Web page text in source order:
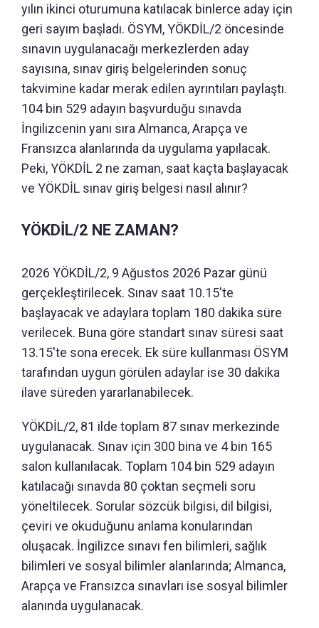
yılın ikinci oturumuna katılacak binlerce aday için
geri sayım başladı. ÖSYM, YÖKDİL/2 öncesinde
sınavın uygulanacağı merkezlerden aday
sayısına, sınav giriş belgelerinden sonuç
takvimine kadar merak edilen ayrıntıları paylaştı.
104 bin 529 adayın başvurduğu sınavda
İngilizcenin yanı sıra Almanca, Arapça ve
Fransızca alanlarında da uygulama yapılacak.
Peki, YÖKDİL 2 ne zaman, saat kaçta başlayacak
ve YÖKDİL sınav giriş belgesi nasıl alınır?
YÖKDİL/2 NE ZAMAN?
2026 YÖKDİL/2, 9 Ağustos 2026 Pazar günü
gerçekleştirilecek. Sınav saat 10.15'te
başlayacak ve adaylara toplam 180 dakika süre
verilecek. Buna göre standart sınav süresi saat
13.15'te sona erecek. Ek süre kullanması ÖSYM
tarafından uygun görülen adaylar ise 30 dakika
ilave süreden yararlanabilecek.
YÖKDİL/2, 81 ilde toplam 87 sınav merkezinde
uygulanacak. Sınav için 300 bina ve 4 bin 165
salon kullanılacak. Toplam 104 bin 529 adayın
katılacağı sınavda 80 çoktan seçmeli soru
yöneltilecek. Sorular sözcük bilgisi, dil bilgisi,
çeviri ve okuduğunu anlama konularından
oluşacak. İngilizce sınavı fen bilimleri, sağlık
bilimleri ve sosyal bilimler alanlarında; Almanca,
Arapça ve Fransızca sınavları ise sosyal bilimler
alanında uygulanacak.